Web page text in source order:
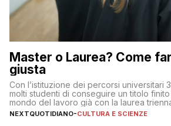
Master o Laurea? Come
giusta
Con l’istituzione dei percorsi universitari
molti studenti di conseguire un titolo
mondo del lavoro già con la laurea
interrogativi che si pongono gli studenti
l’obiettivo di primo livello
NEXTQUOTIDIANO-CULTURA E SCIENZE